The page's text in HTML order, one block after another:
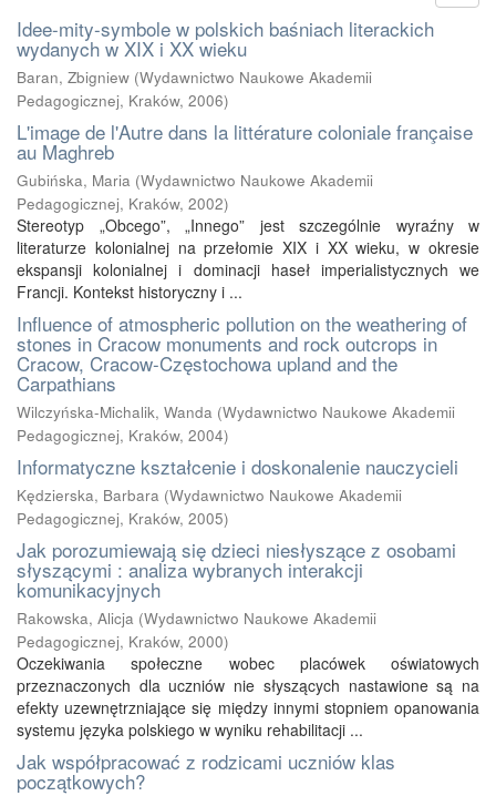
Idee-mity-symbole w polskich baśniach literackich
wydanych w XIX i XX wieku
Baran, Zbigniew (Wydawnictwo Naukowe Akademii
Pedagogicznej, Kraków, 2006)
L'image de l'Autre dans la littérature coloniale française
au Maghreb
Gubińska, Maria (Wydawnictwo Naukowe Akademii
Pedagogicznej, Kraków, 2002)
Stereotyp „Obcego”, „Innego” jest szczególnie wyraźny w
literaturze kolonialnej na przełomie XIX i XX wieku, w okresie
ekspansji kolonialnej i dominacji haseł imperialistycznych we
Francji. Kontekst historyczny i ...
Influence of atmospheric pollution on the weathering of
stones in Cracow monuments and rock outcrops in
Cracow, Cracow-Częstochowa upland and the
Carpathians
Wilczyńska-Michalik, Wanda (Wydawnictwo Naukowe Akademii
Pedagogicznej, Kraków, 2004)
Informatyczne kształcenie i doskonalenie nauczycieli
Kędzierska, Barbara (Wydawnictwo Naukowe Akademii
Pedagogicznej, Kraków, 2005)
Jak porozumiewają się dzieci niesłyszące z osobami
słyszącymi : analiza wybranych interakcji
komunikacyjnych
Rakowska, Alicja (Wydawnictwo Naukowe Akademii
Pedagogicznej, Kraków, 2000)
Oczekiwania społeczne wobec placówek oświatowych
przeznaczonych dla uczniów nie słyszących nastawione są na
efekty uzewnętrzniające się między innymi stopniem opanowania
systemu języka polskiego w wyniku rehabilitacji ...
Jak współpracować z rodzicami uczniów klas
początkowych?